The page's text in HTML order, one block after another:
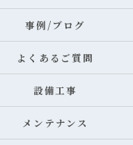
事例/ブログ
よくあるご質問
設備工事
メンテナンス